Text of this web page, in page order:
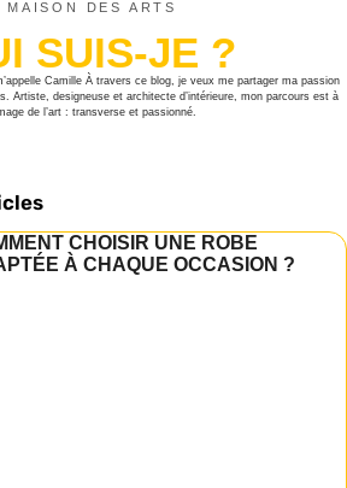
MAISON DES ARTS
SUIS-JE ?
Camille À travers ce blog, je veux me partager ma passion
Artiste, designeuse et architecte d’intérieure, mon parcours est à
de l’art : transverse et passionné.
CHOISIR UNE ROBE
À CHAQUE OCCASION ?